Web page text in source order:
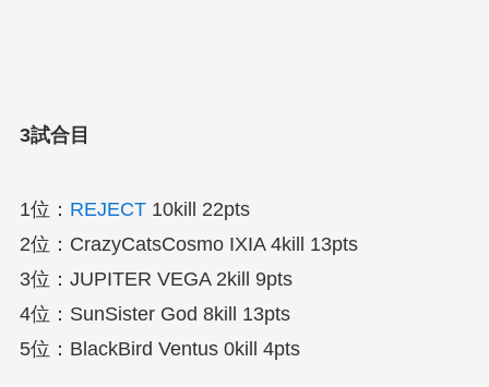
3試合目
1位： REJECT10kill 22pts
2位：CrazyCatsCosmo IXIA 4kill 13pts
3位：JUPITER VEGA 2kill 9pts
4位：SunSister God 8kill 13pts
5位：BlackBird Ventus 0kill 4pts